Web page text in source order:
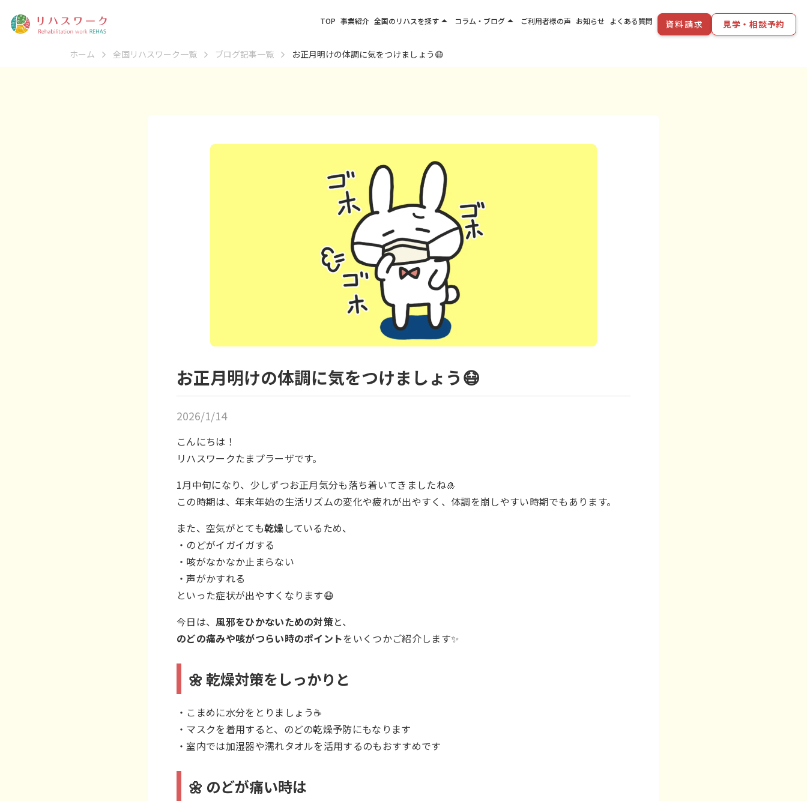
ホーム 全国リハスワーク一覧 ブログ記事一覧 お正月明けの体調に気をつけましょう😷
お正月明けの体調に気をつけましょう😷
2026/1/14
こんにちは！
リハスワークたまプラーザです。
1月中旬になり、少しずつお正月気分も落ち着いてきましたね🎍
この時期は、年末年始の生活リズムの変化や疲れが出やすく、体調を崩しやすい時期でもあります。
また、空気がとても乾燥しているため、
・のどがイガイガする
・咳がなかなか止まらない
・声がかすれる
といった症状が出やすくなります😷
今日は、風邪をひかないための対策と、
のどの痛みや咳がつらい時のポイントをいくつかご紹介します✨
🌼 乾燥対策をしっかりと
・こまめに水分をとりましょう☕
・マスクを着用すると、のどの乾燥予防にもなります
・室内では加湿器や濡れタオルを活用するのもおすすめです
🌼 のどが痛い時は
TOP 事業紹介 全国のリハスを探すarrow_drop_up
東北エリア
コラム・ブログarrow_drop_up ご利用者様の声 お知らせ よくある質問 資料請求 見学・相談予約